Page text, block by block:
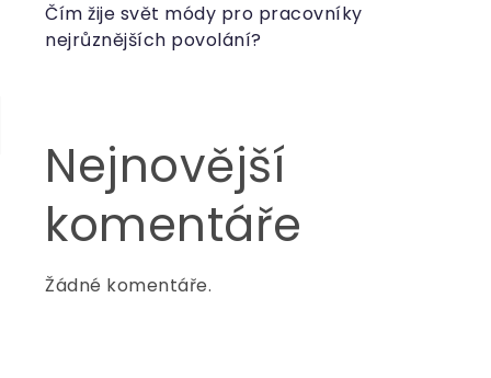
Čím žije svět módy pro pracovníky
nejrůznějších povolání?
Nejnovější
komentáře
Žádné komentáře.